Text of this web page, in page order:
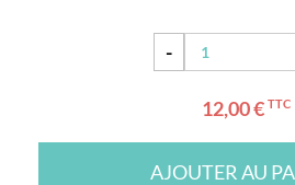
-
12,00 € TTC
AJOUTER AU